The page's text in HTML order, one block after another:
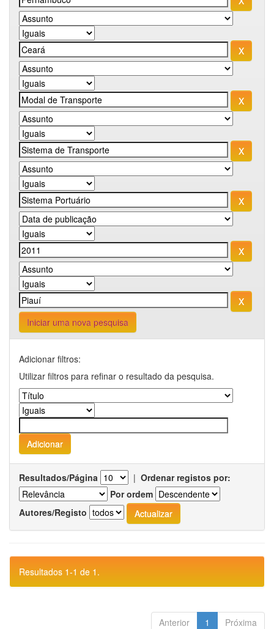
Iniciar uma nova pesquisa
Adicionar filtros:
Utilizar filtros para refinar o resultado da pesquisa.
Resultados/Página | Ordenar registos por:
Por ordem
Autores/Registo
Resultados 1-1 de 1.
Anterior 1 Próxima